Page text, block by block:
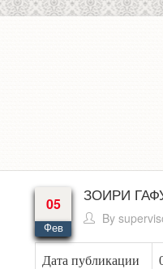
05
Фев
ЗОИРИ
By
Дата публикации